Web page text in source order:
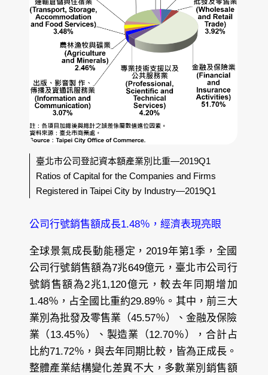
臺北市公司登記資本額產業別比重—2019Q1
Ratios of Capital for the Companies and Firms
Registered in Taipei City by Industry—2019Q1
公司行號銷售額成長1.48％，經濟表現亮眼
全球景氣成長動能穩定，2019年第1季，全國
公司行號銷售額為7兆649億元，臺北市公司行
號銷售額為2兆1,120億元，較去年同期增加
1.48％，占全國比重約29.89％。其中，前三大
業別為批發及零售業（45.57％）、金融及保險
業（13.45％）、製造業（12.70％），合計占
比約71.72％，與去年同期比較，皆為正成長。
整體產業結構變化差異不大，多數業別銷售額